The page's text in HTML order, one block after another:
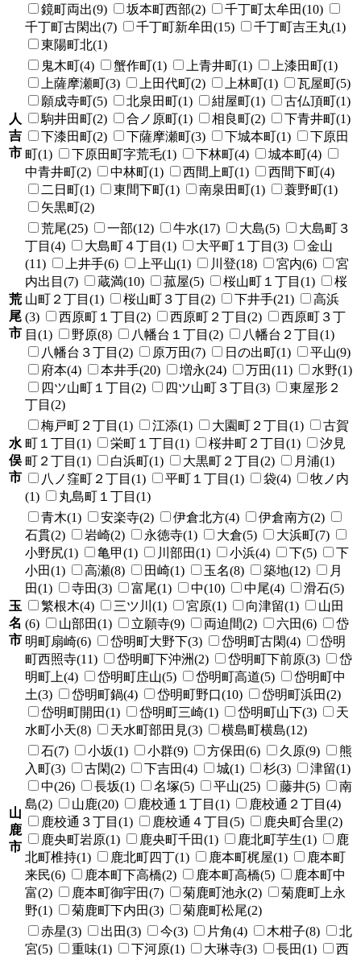
鏡町両出(9)
坂本町西部(2)
千丁町太牟田(10)
千丁町古閑出(7)
千丁町新牟田(15)
千丁町吉王丸(1)
東陽町北(1)
人
吉
市
鬼木町(4) 蟹作町(1) 上青井町(1)
上漆田町(1)
上薩摩瀬町(3)
上田代町(2) 上林町(1)
瓦屋町(5)
願成寺町(5)
北泉田町(1) 紺屋町(1)
古仏頂町(1)
駒井田町(2)
合ノ原町(1) 相良町(2)
下青井町(1)
下漆田町(2)
下薩摩瀬町(3) 下城本町(1)
下原田
町(1)
下原田町字荒毛(1) 下林町(4)
城本町(4)
中青井町(2)
中林町(1) 西間上町(1)
西間下町(4)
二日町(1)
東間下町(1) 南泉田町(1)
蓑野町(1)
矢黒町(2)
荒
尾
市
荒尾(25) 一部(12) 牛水(17) 大島(5)
大島町３
丁目(4)
大島町４丁目(1) 大平町１丁目(3)
金山
(11)
上井手(6) 上平山(1) 川登(18) 宮内(6)
宮
内出目(7)
蔵満(10) 菰屋(5) 桜山町１丁目(1)
桜
山町２丁目(1)
桜山町３丁目(2) 下井手(21)
高浜
(3)
西原町１丁目(2) 西原町２丁目(2)
西原町３丁
目(1)
野原(8) 八幡台１丁目(2)
八幡台２丁目(1)
八幡台３丁目(2)
原万田(7) 日の出町(1)
平山(9)
府本(4)
本井手(20) 増永(24) 万田(11)
水野(1)
四ツ山町１丁目(2)
四ツ山町３丁目(3)
東屋形２
丁目(2)
水
俣
市
梅戸町２丁目(1) 江添(1) 大園町２丁目(1)
古賀
町１丁目(1)
栄町１丁目(1) 桜井町２丁目(1)
汐見
町２丁目(1)
白浜町(1) 大黒町２丁目(2)
月浦(1)
八ノ窪町２丁目(1)
平町１丁目(1) 袋(4)
牧ノ内
(1)
丸島町１丁目(1)
玉
名
市
青木(1) 安楽寺(2) 伊倉北方(4)
伊倉南方(2)
石貫(2)
岩崎(2) 永徳寺(1) 大倉(5)
大浜町(7)
小野尻(1)
亀甲(1) 川部田(1) 小浜(4) 下(5)
下
小田(1)
高瀬(8) 田崎(1) 玉名(8) 築地(12)
月
田(1)
寺田(3) 富尾(1) 中(10) 中尾(4)
滑石(5)
繁根木(4)
三ツ川(1) 宮原(1) 向津留(1)
山田
(6)
山部田(1) 立願寺(9) 両迫間(2) 六田(6)
岱
明町扇崎(6)
岱明町大野下(3) 岱明町古閑(4)
岱明
町西照寺(11)
岱明町下沖洲(2) 岱明町下前原(3)
岱
明町上(4)
岱明町庄山(5) 岱明町高道(5)
岱明町中
土(3)
岱明町鍋(4) 岱明町野口(10)
岱明町浜田(2)
岱明町開田(1)
岱明町三崎(1) 岱明町山下(3)
天
水町小天(8)
天水町部田見(3) 横島町横島(12)
山
鹿
市
石(7) 小坂(1) 小群(9) 方保田(6) 久原(9)
熊
入町(3)
古閑(2) 下吉田(4) 城(1) 杉(3)
津留(1)
中(26)
長坂(1) 名塚(5) 平山(25) 藤井(5)
南
島(2)
山鹿(20) 鹿校通１丁目(1)
鹿校通２丁目(4)
鹿校通３丁目(1)
鹿校通４丁目(5)
鹿央町合里(2)
鹿央町岩原(1)
鹿央町千田(1) 鹿北町芋生(1)
鹿
北町椎持(1)
鹿北町四丁(1) 鹿本町梶屋(1)
鹿本町
来民(6)
鹿本町下高橋(2) 鹿本町高橋(5)
鹿本町中
富(2)
鹿本町御宇田(7) 菊鹿町池永(2)
菊鹿町上永
野(1)
菊鹿町下内田(3)
菊鹿町松尾(2)
赤星(3)
出田(3) 今(3) 片角(4) 木柑子(8)
北
宮(5)
重味(1) 下河原(1) 大琳寺(3) 長田(1) 西